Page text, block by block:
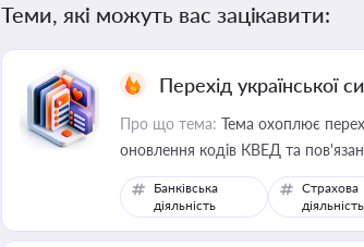
Теми, які можуть вас зацікавити:
Перехід української
Про що тема: Тема охоплює
оновлення кодів КВЕД та
Банківська
діяльність
Страхова
діяльність